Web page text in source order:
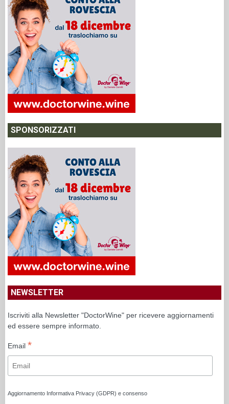
SPONSORIZZATI
NEWSLETTER
Iscriviti alla Newsletter "DoctorWine" per ricevere aggiornamenti
ed essere sempre informato.
Email *
Aggiornamento Informativa Privacy (GDPR) e consenso